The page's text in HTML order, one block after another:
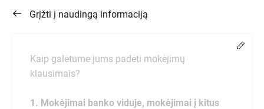
Grįžti į naudingą informaciją
Kaip galėtume jums padėti mokėjimų
klausimais?
1. Mokėjimai banko viduje, mokėjimai į kitus